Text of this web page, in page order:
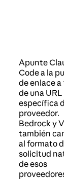
Apunte
Code a la
de enlace a
de una URL
específica
proveedor.
Bedrock y
también
al formato de
solicitud
de esos
proveedores